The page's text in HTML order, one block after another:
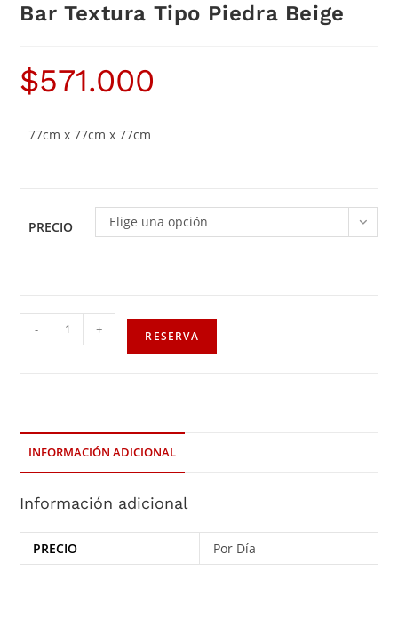
Bar Textura Tipo Piedra Beige
$571.000
77cm x 77cm x 77cm
PRECIO Elige una opción
- + RESERVA
INFORMACIÓN ADICIONAL
Información adicional
PRECIO Por Día